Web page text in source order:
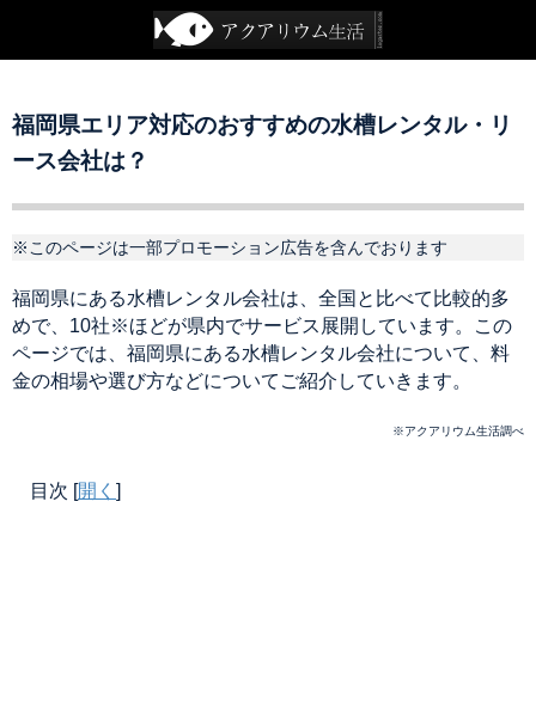
福岡県エリア対応のおすすめの水槽レンタル・リ
ース会社は？
※このページは一部プロモーション広告を含んでおります
福岡県にある水槽レンタル会社は、全国と比べて比較的多
めで、10社※ほどが県内でサービス展開しています。この
ページでは、福岡県にある水槽レンタル会社について、料
金の相場や選び方などについてご紹介していきます。
※アクアリウム生活調べ
目次 [開く ]